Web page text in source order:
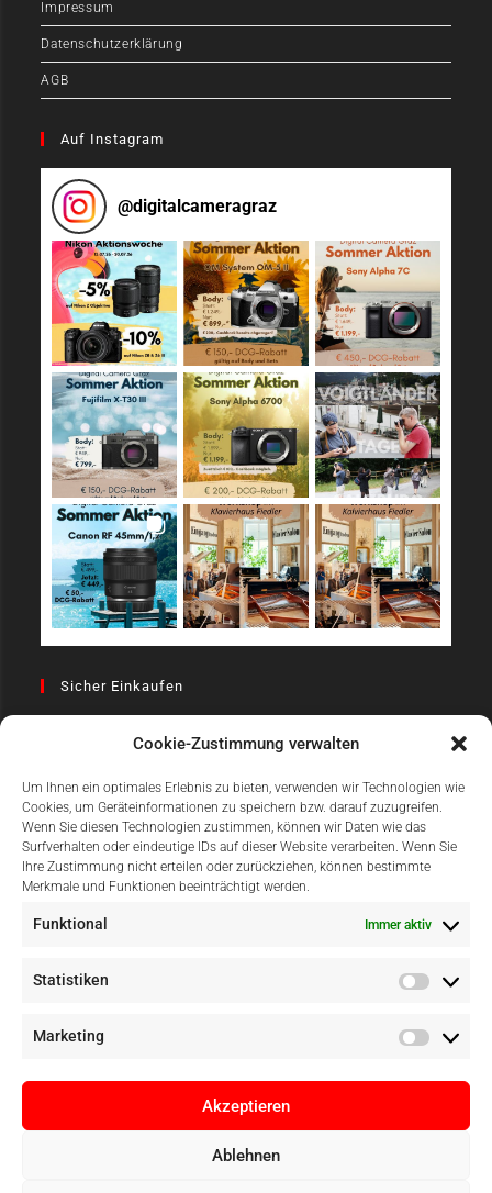
Cookie-Zustimmung verwalten
Um Ihnen ein optimales Erlebnis zu bieten, verwenden wir Technologien wie
Cookies, um Geräteinformationen zu speichern bzw. darauf zuzugreifen.
Wenn Sie diesen Technologien zustimmen, können wir Daten wie das
Surfverhalten oder eindeutige IDs auf dieser Website verarbeiten. Wenn Sie
Ihre Zustimmung nicht erteilen oder zurückziehen, können bestimmte
Merkmale und Funktionen beeinträchtigt werden.
Funktional Immer aktiv
Statistiken
Marketing
Akzeptieren
Ablehnen
Impressum
Datenschutzerklärung
AGB
Auf Instagram
@digitalcameragraz
Sicher Einkaufen
Einfach Online Bezahlen